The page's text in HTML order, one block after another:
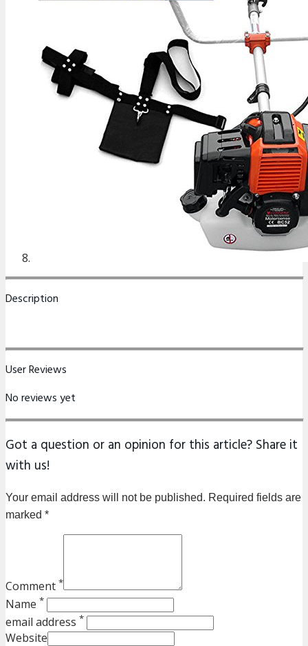
Description
User Reviews
No reviews yet
Got a question or an opinion for this article? Share it
with us!
Your email address will not be published. Required fields are
marked *
Comment *
Name *
email address *
Website